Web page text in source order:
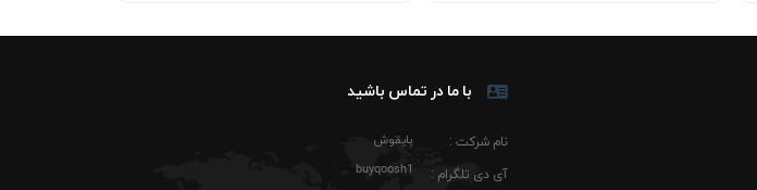
با ما در تماس باشید
نام شرکت :
آی دی تلگرام :
بایقوش
buyqoosh1